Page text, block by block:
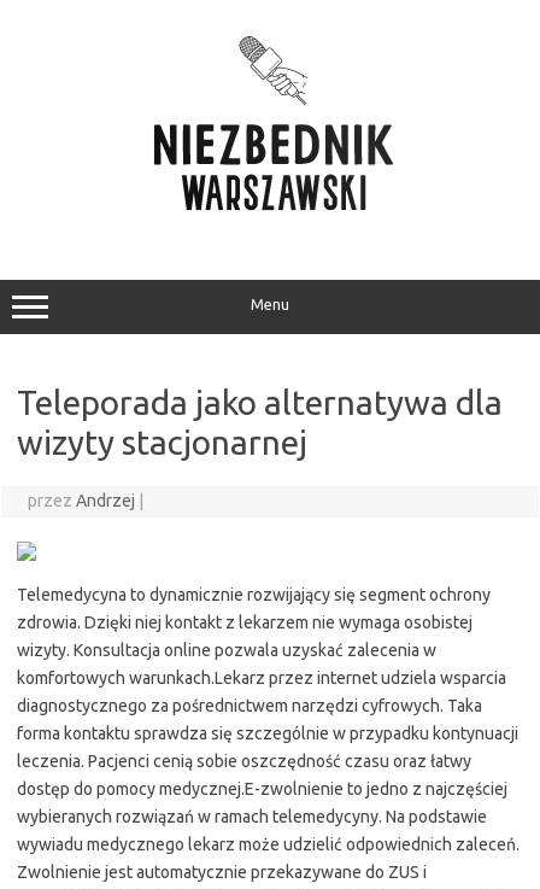
Menu
Teleporada jako alternatywa dla
wizyty stacjonarnej
przez Andrzej
Telemedycyna to dynamicznie rozwijający się segment ochrony
zdrowia. Dzięki niej kontakt z lekarzem nie wymaga osobistej
wizyty. Konsultacja online pozwala uzyskać zalecenia w
komfortowych warunkach.Lekarz przez internet udziela wsparcia
diagnostycznego za pośrednictwem narzędzi cyfrowych. Taka
forma kontaktu sprawdza się szczególnie w przypadku kontynuacji
leczenia. Pacjenci cenią sobie oszczędność czasu oraz łatwy
dostęp do pomocy medycznej.E-zwolnienie to jedno z najczęściej
wybieranych rozwiązań w ramach telemedycyny. Na podstawie
wywiadu medycznego lekarz może udzielić odpowiednich zaleceń.
Zwolnienie jest automatycznie przekazywane do ZUS i